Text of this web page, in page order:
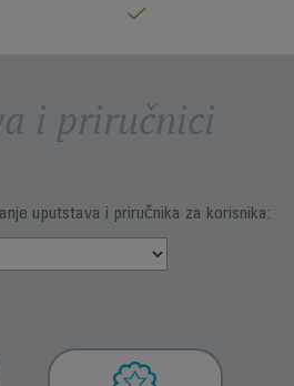
i priručnici
uputstava i priručnika za korisnika: